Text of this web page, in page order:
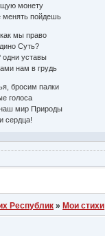
монету
менять пойдешь
мы право
Суть?
одни уставы
нам в грудь
бросим палки
голоса
мир Природы
сердца!
Республик »Мои стихи